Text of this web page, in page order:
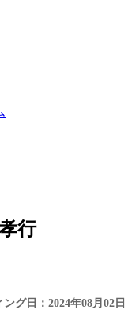
行
ング日：2024年08月02日